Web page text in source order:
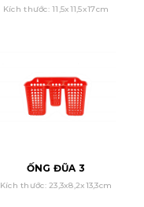
Kích thước: 11,5x11,5x17cm
ỐNG ĐŨA 3
Kích thước: 23,3x8,2x13,3cm